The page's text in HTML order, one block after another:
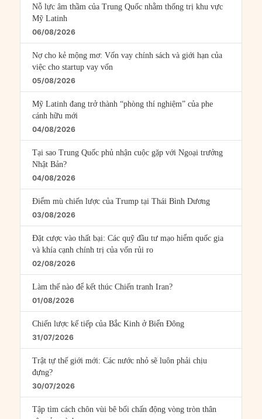
Nỗ lực âm thầm của Trung Quốc nhằm thống trị khu vực
Mỹ Latinh
06/08/2026
Nợ cho kẻ mộng mơ: Vốn vay chính sách và giới hạn của
việc cho startup vay vốn
05/08/2026
Mỹ Latinh đang trở thành “phòng thí nghiệm” của phe
cánh hữu mới
04/08/2026
Tại sao Trung Quốc phủ nhận cuộc gặp với Ngoại trưởng
Nhật Bản?
04/08/2026
Điểm mù chiến lược của Trump tại Thái Bình Dương
03/08/2026
Đặt cược vào thất bại: Các quỹ đầu tư mạo hiểm quốc gia
và khía cạnh chính trị của vốn rủi ro
02/08/2026
Làm thế nào để kết thúc Chiến tranh Iran?
01/08/2026
Chiến lược kế tiếp của Bắc Kinh ở Biển Đông
31/07/2026
Trật tự thế giới mới: Các nước nhỏ sẽ luôn phải chịu
đựng?
30/07/2026
Tập tìm cách chôn vùi bê bối chấn động vòng tròn thân